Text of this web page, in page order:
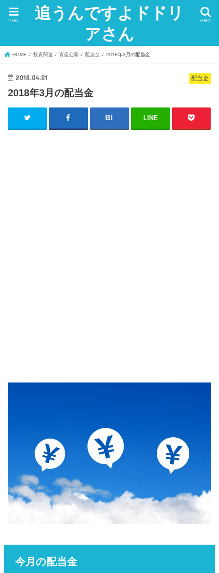
追うんですよドドリ
アさん
search
menu
HOME 投資関連 資産公開 配当金 2018年3月の配当金
配当金
2018.04.01
2018年3月の配当金
LINE
今月の配当金